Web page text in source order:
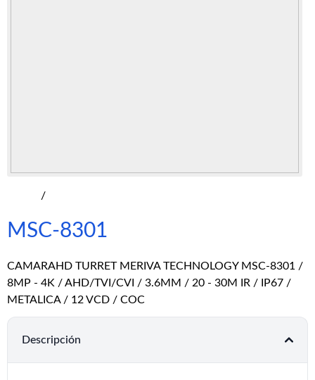
/
MSC-8301
CAMARAHD TURRET MERIVA TECHNOLOGY MSC-8301 /
8MP - 4K / AHD/TVI/CVI / 3.6MM / 20 - 30M IR / IP67 /
METALICA / 12 VCD / COC
Descripción